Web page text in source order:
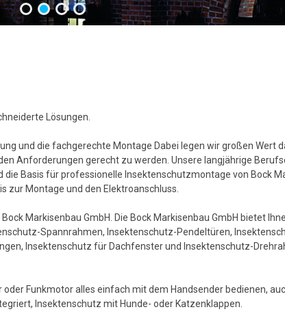
Lösungen.
und die fachgerechte Montage Dabei legen wir großen Wert
Anforderungen gerecht zu werden. Unsere langjährige
Basis für professionelle Insektenschutzmontage von Bock
zur Montage und den Elektroanschluss.
Markisenbau GmbH. Die Bock Markisenbau GmbH bietet
Spannrahmen, Insektenschutz-Pendeltüren,
Insektenschutz für Dachfenster und Insektenschutz-
Funkmotor alles einfach mit dem Handsender bedienen,
Insektenschutz mit Hunde- oder Katzenklappen.